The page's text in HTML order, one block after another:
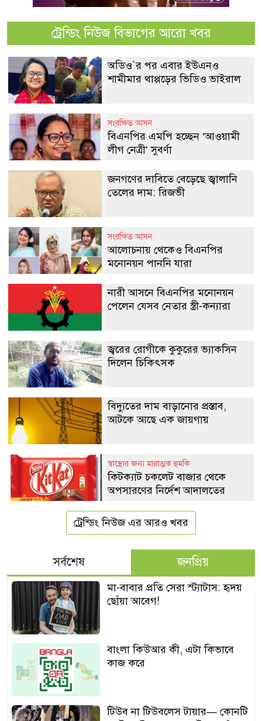
ট্রেন্ডিং নিউজ বিভাগের আরো খবর
অডিও‍‍`র পর এবার ইউএনও
শামীমার থাপ্পড়ের ভিডিও ভাইরাল
সংরক্ষিত আসন
বিএনপির এমপি হচ্ছেন ‘আওয়ামী
লীগ নেত্রী’ সুবর্ণা
জনগণের দাবিতে বেড়েছে জ্বালানি
তেলের দাম: রিজভী
সংরক্ষিত আসন
আলোচনায় থেকেও বিএনপির
মনোনয়ন পাননি যারা
নারী আসনে বিএনপির মনোনয়ন
পেলেন যেসব নেতার স্ত্রী-কন্যারা
জ্বরের রোগীকে কুকুরের ভ্যাকসিন
দিলেন চিকিৎসক
বিদ্যুতের দাম বাড়ানোর প্রস্তাব,
আটকে আছে এক জায়গায়
স্বাস্থ্যের জন্য মারাত্মক হুমকি
কিটক্যাট চকলেট বাজার থেকে
অপসারণের নির্দেশ আদালতের
ট্রেন্ডিং নিউজ এর আরও খবর
সর্বশেষ জনপ্রিয়
মা-বাবার প্রতি সেরা স্ট্যাটাস: হৃদয়
ছোঁয়া আবেগ!
বাংলা কিউআর কী, এটা কিভাবে
কাজ করে
টিউব না টিউবলেস টায়ার— কোনটি